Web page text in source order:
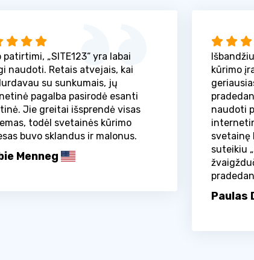
patirtimi, „SITE123“ yra labai
naudoti. Retais atvejais, kai
su sunkumais, jų
pagalba pasirodė esanti
Jie greitai išsprendė visas
todėl svetainės kūrimo
buvo sklandus ir malonus.
Menneg
kūrimo
naudoti
svetainę
suteikiu
Paulas